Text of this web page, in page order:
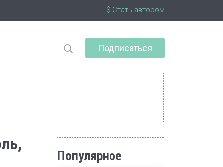
$ Стать автором
Подписаться
Популярное